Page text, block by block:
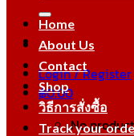
for:
Login / Register
฿0.00
No
Home
About Us
Contact
Shop
วิธีการสั่งซื้อ
Track your